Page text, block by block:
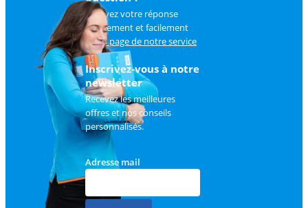
Trouvez votre réponse
rapidement et facilement
surla page de notre service
client.
Inscrivez-vous à notre
newsletter
Recevez les meilleures
offres et nos conseils
personnalisés.
Adresse mail